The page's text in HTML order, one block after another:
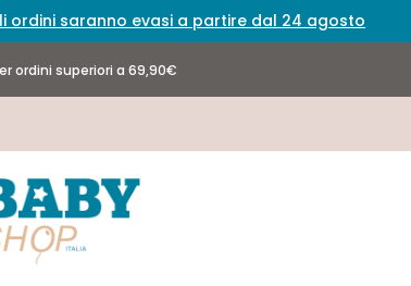
ordini saranno evasi a partire dal 24 agosto
ordini superiori a 69,90€